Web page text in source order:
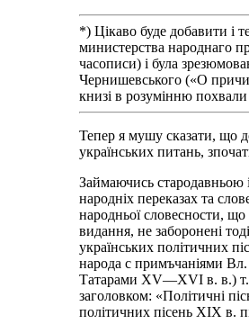
*) Цікаво буде добавити і
министерства народнаго
часописи) і була
Чернишевського («О
книзі в розумінню похвали
Тепер я мушу сказати, що
українських питань,
Займаючись стародавньою
народніх переказах та
народньої словесности, що
видання, не заборонені
українських політичних
народа с примъчаніями
Татарами XV—XVI в. в.) т.
заголовком: «Політичні
політичних пісень XIX в.